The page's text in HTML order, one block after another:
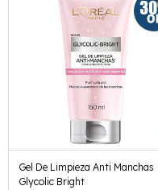
Gel De Limpieza Anti Manchas
Glycolic Bright